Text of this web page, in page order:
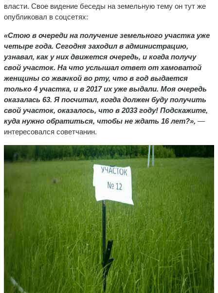
власти. Свое видение беседы на земельную тему он тут же
опубликовал в соцсетях:
«Стою в очереди на получение земельного участка уже
четыре года. Сегодня заходил в администрацию,
узнавал, как у них движется очередь, и когда получу
свой участок. На что услышал ответ от хамоватой
женщины со жвачкой во рту, что в год выдается
только 4 участка, и в 2017 их уже выдали. Моя очередь
оказалась 63. Я посчитал, когда должен буду получить
свой участок, оказалось, что в 2033 году! Подскажите,
куда нужно обратиться, чтобы не ждать 16 лет?», —
интересовался советчанин.